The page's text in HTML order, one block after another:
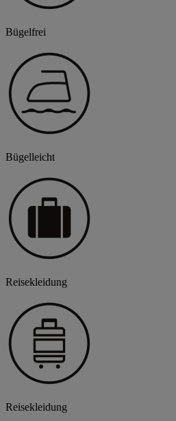
Bügelfrei
Bügelleicht
Reisekleidung
Reisekleidung